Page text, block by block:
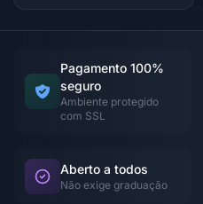
Pagamento 100%
seguro
Ambiente protegido
com SSL
Aberto a todos
Não exige graduação